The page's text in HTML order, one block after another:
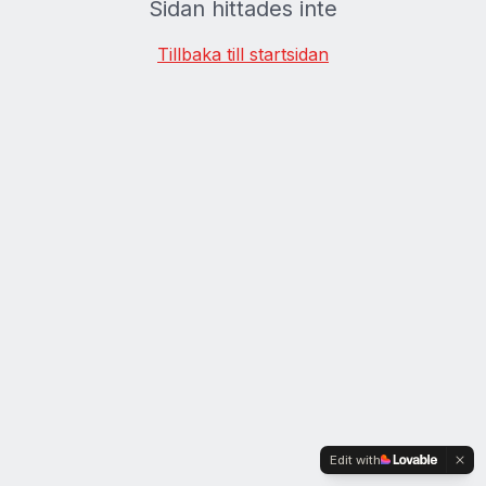
Sidan hittades inte
Tillbaka till startsidan
Edit with